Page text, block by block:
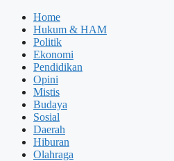
Home
Hukum & HAM
Politik
Ekonomi
Pendidikan
Opini
Mistis
Budaya
Sosial
Daerah
Hiburan
Olahraga